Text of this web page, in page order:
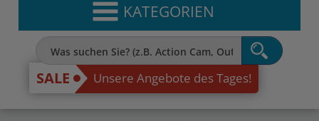
KATEGORIEN
SALE Unsere Angebote des Tages!